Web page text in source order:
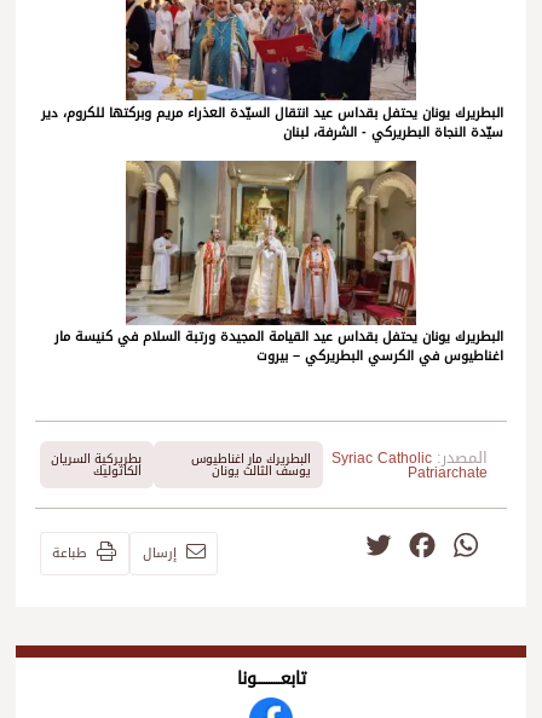
البطريرك يونان يحتفل بقداس عيد انتقال السيّدة العذراء مريم وبركتها للكروم، دير
سيّدة النجاة البطريركي - الشرفة، لبنان
البطريرك يونان يحتفل بقداس عيد القيامة المجيدة ورتبة السلام في كنيسة مار
اغناطيوس في الكرسي البطريركي – بيروت
المصدر: Syriac Catholic
Patriarchate
البطريرك مار اغناطيوس
يوسف الثالث يونان
بطريركية السريان
الكاثوليك
WhatsApp
Facebook إرسال طباعة
تابعــــــــــونا